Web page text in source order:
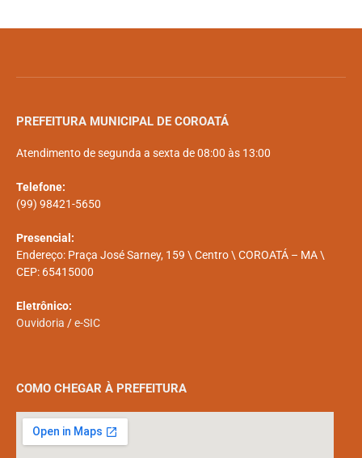
PREFEITURA MUNICIPAL DE COROATÁ
Atendimento de segunda a sexta de 08:00 às 13:00
Telefone:
(99) 98421-5650
Presencial:
Endereço: Praça José Sarney, 159 \ Centro \ COROATÁ – MA \
CEP: 65415000
Eletrônico:
Ouvidoria /e-SIC
COMO CHEGAR À PREFEITURA